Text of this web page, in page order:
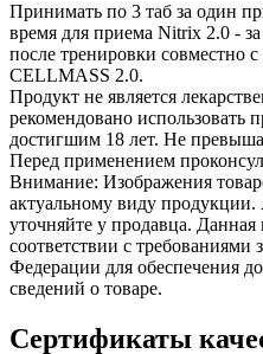
Принимать по 3 таб за один
время для приема Nitrix 2.0 -
после тренировки совместно
CELLMASS 2.0.
Продукт не является
рекомендовано использовать
достигшим 18 лет. Не
Перед применением
Внимание: Изображения
актуальному виду
уточняйте у продавца.
соответствии с требованиями
Федерации для обеспечения
сведений о товаре.
Сертификаты